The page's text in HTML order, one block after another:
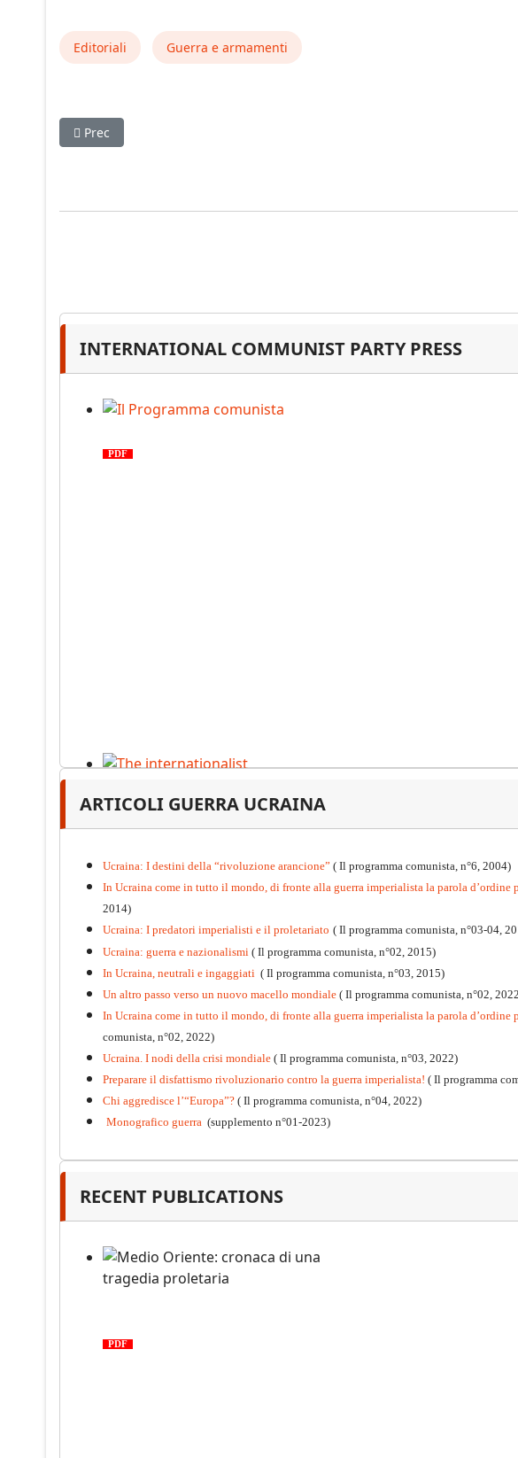
Editoriali Guerra e armamenti
Articolo precedente: A contatto con la classe
Prec
INTERNATIONAL COMMUNIST PARTY PRESS
PDF
PDF n.12, 2026
PDF n°10 - 2026
ARTICOLI GUERRA UCRAINA
Ucraina: I destini della “rivoluzione arancione” ( Il programma comunista, n°6, 2004)
In Ucraina come in tutto il mondo, di fronte alla guerra imperialista la parola
2014)
Ucraina: I predatori imperialisti e il proletariato ( Il programma comunista, n°03-04,
Ucraina: guerra e nazionalismi ( Il programma comunista, n°02, 2015)
In Ucraina, neutrali e ingaggiati ( Il programma comunista, n°03, 2015)
Un altro passo verso un nuovo macello mondiale ( Il programma comunista, n°02,
In Ucraina come in tutto il mondo, di fronte alla guerra imperialista la parola
comunista, n°02, 2022)
Ucraina. I nodi della crisi mondiale ( Il programma comunista, n°03, 2022)
Preparare il disfattismo rivoluzionario contro la guerra imperialista! ( Il programma
Chi aggredisce l’“Europa”? ( Il programma comunista, n°04, 2022)
Monografico guerra (supplemento n°01-2023)
RECENT PUBLICATIONS
PDF